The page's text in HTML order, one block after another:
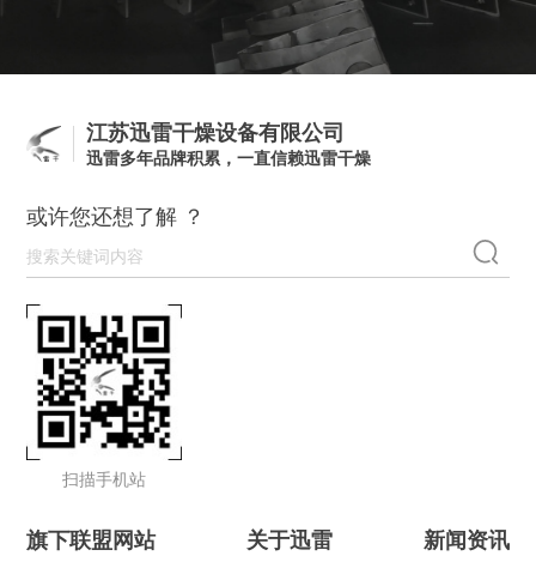
江苏迅雷干燥设备有限公司
迅雷多年品牌积累，一直信赖迅雷干燥
或许您还想了解 ？
扫描手机站
旗下联盟网站 关于迅雷 新闻资讯